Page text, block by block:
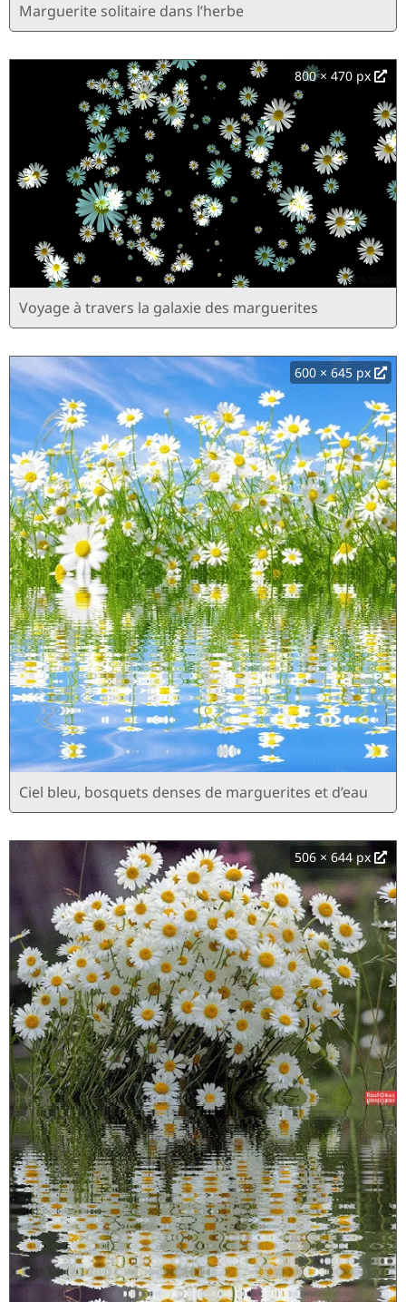
Marguerite solitaire dans l’herbe
800 × 470 px
Voyage à travers la galaxie des marguerites
600 × 645 px
Ciel bleu, bosquets denses de marguerites et d’eau
506 × 644 px